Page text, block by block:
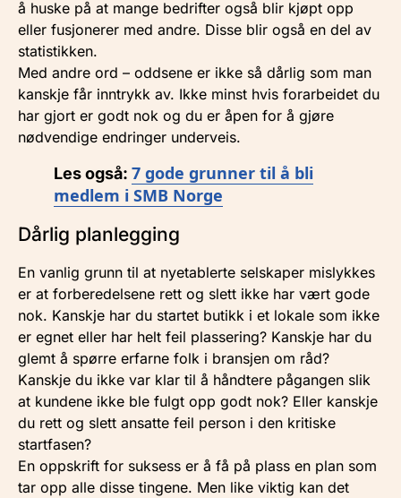
å huske på at mange bedrifter også blir kjøpt opp
eller fusjonerer med andre. Disse blir også en del av
statistikken.
Med andre ord – oddsene er ikke så dårlig som man
kanskje får inntrykk av. Ikke minst hvis forarbeidet du
har gjort er godt nok og du er åpen for å gjøre
nødvendige endringer underveis.
Les også: 7 gode grunner til å bli
medlem i SMB Norge
Dårlig planlegging
En vanlig grunn til at nyetablerte selskaper mislykkes
er at forberedelsene rett og slett ikke har vært gode
nok. Kanskje har du startet butikk i et lokale som ikke
er egnet eller har helt feil plassering? Kanskje har du
glemt å spørre erfarne folk i bransjen om råd?
Kanskje du ikke var klar til å håndtere pågangen slik
at kundene ikke ble fulgt opp godt nok? Eller kanskje
du rett og slett ansatte feil person i den kritiske
startfasen?
En oppskrift for suksess er å få på plass en plan som
tar opp alle disse tingene. Men like viktig kan det